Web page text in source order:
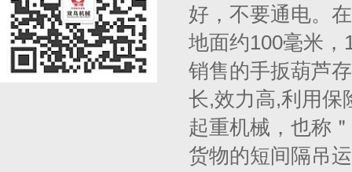
好，不要通电。
地面约100毫米
销售的手扳葫芦
长,效力高,利用保
起重机械，也称
货物的短间隔吊